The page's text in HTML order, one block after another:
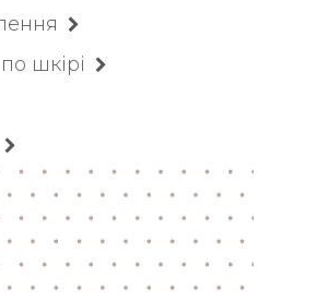
шкірі